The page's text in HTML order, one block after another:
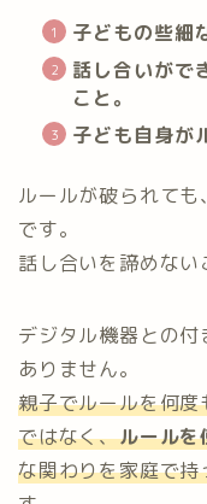
子どもの些細
話し合いがで
こと。
子ども自身が
ルールが破られても
です。
話し合いを諦めない
デジタル機器との
ありません。
親子でルールを何
ではなく、ルールを
な関わりを家庭で